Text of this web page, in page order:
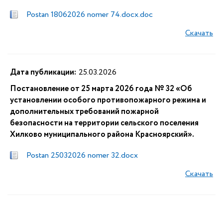
Postan 18062026 nomer 74.docx.doc
Скачать
Дата публикации: 25.03.2026
Постановление от 25 марта 2026 года № 32 «Об
установлении особого противопожарного режима и
дополнительных требований пожарной
безопасности на территории сельского поселения
Хилково муниципального района Красноярский».
Postan 25032026 nomer 32.docx
Скачать